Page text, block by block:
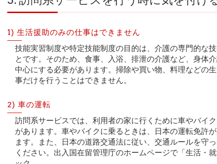
1) 生活援助のみの仕事はできません
技能実習制度や特定技能制度の目的は、介護の専門的な
とです。そのため、食事、入浴、排泄の介護など、身体
中心にする必要があります。掃除や買い物、料理などの
事だけを行うことはできません。
2) 車の運転
訪問系サービスでは、利用者の家に行くために車やバイ
があります。車やバイクに乗るときは、日本の運転免許
ます。また、日本の道路交通法に従い、交通ルールを守
ください。出入国在留管理庁のホームページで「生活・